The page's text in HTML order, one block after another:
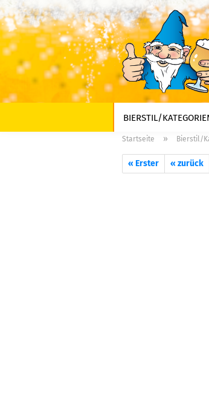
BIERSTIL/
Startseite » Bierstil/
« Erster « zurück